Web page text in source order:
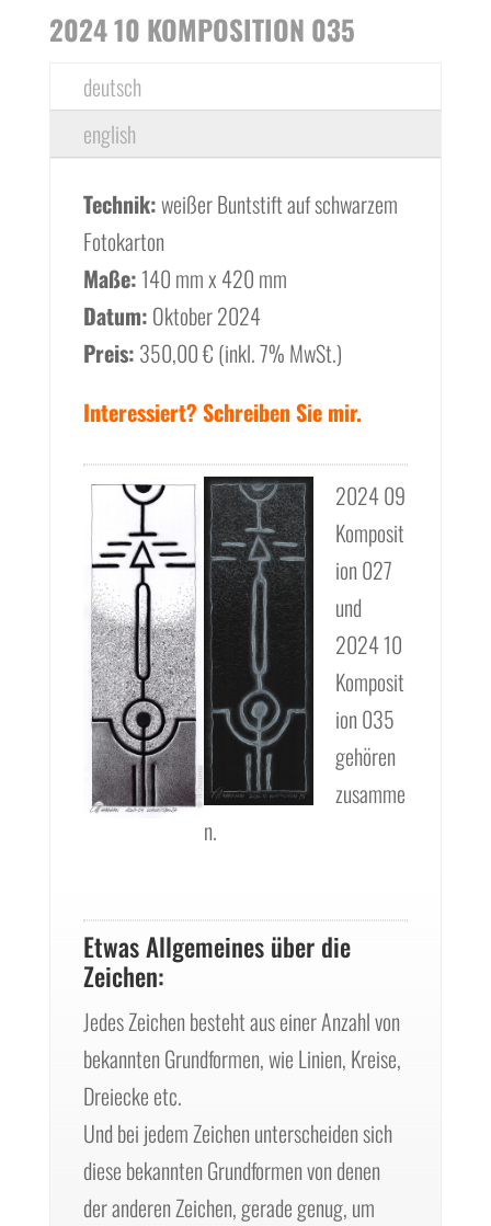
2024 10 KOMPOSITION 035
deutsch
english
Technik:weißer Buntstift auf schwarzem
Fotokarton
Maße: 140 mm x 420 mm
Datum: Oktober 2024
Preis: 350,00 € (inkl. 7% MwSt.)
Interessiert? Schreiben Sie mir.
2024 09
Komposit
ion 027
und
2024 10
Komposit
ion 035
gehören
zusamme
n.
Etwas Allgemeines über die
Zeichen:
Jedes Zeichen besteht aus einer Anzahl von
bekannten Grundformen, wie Linien, Kreise,
Dreiecke etc.
Und bei jedem Zeichen unterscheiden sich
diese bekannten Grundformen von denen
der anderen Zeichen, gerade genug, um